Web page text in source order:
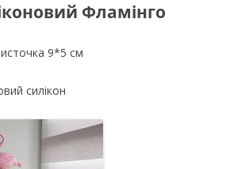
Фламінго
9*5 см
силікон